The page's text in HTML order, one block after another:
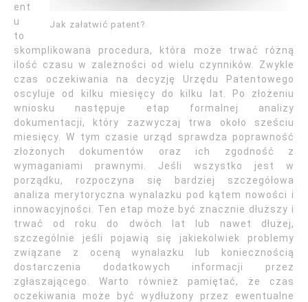
Jak załatwić patent?
ent
u
to
skomplikowana procedura, która może trwać różną
ilość czasu w zależności od wielu czynników. Zwykle
czas oczekiwania na decyzję Urzędu Patentowego
oscyluje od kilku miesięcy do kilku lat. Po złożeniu
wniosku następuje etap formalnej analizy
dokumentacji, który zazwyczaj trwa około sześciu
miesięcy. W tym czasie urząd sprawdza poprawność
złożonych dokumentów oraz ich zgodność z
wymaganiami prawnymi. Jeśli wszystko jest w
porządku, rozpoczyna się bardziej szczegółowa
analiza merytoryczna wynalazku pod kątem nowości i
innowacyjności. Ten etap może być znacznie dłuższy i
trwać od roku do dwóch lat lub nawet dłużej,
szczególnie jeśli pojawią się jakiekolwiek problemy
związane z oceną wynalazku lub koniecznością
dostarczenia dodatkowych informacji przez
zgłaszającego. Warto również pamiętać, że czas
oczekiwania może być wydłużony przez ewentualne